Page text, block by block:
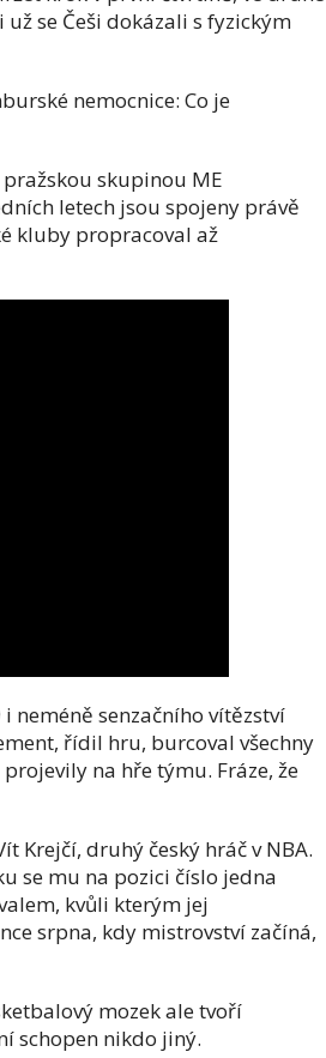
se Češi dokázali s fyzickým
nemocnice: Co je
skupinou ME
letech jsou spojeny právě
kluby propracoval až
neméně senzačního vítězství
řídil hru, burcoval všechny
na hře týmu. Fráze, že
Krejčí, druhý český hráč v NBA.
se mu na pozici číslo jedna
kvůli kterým jej
srpna, kdy mistrovství začíná,
mozek ale tvoří
schopen nikdo jiný.